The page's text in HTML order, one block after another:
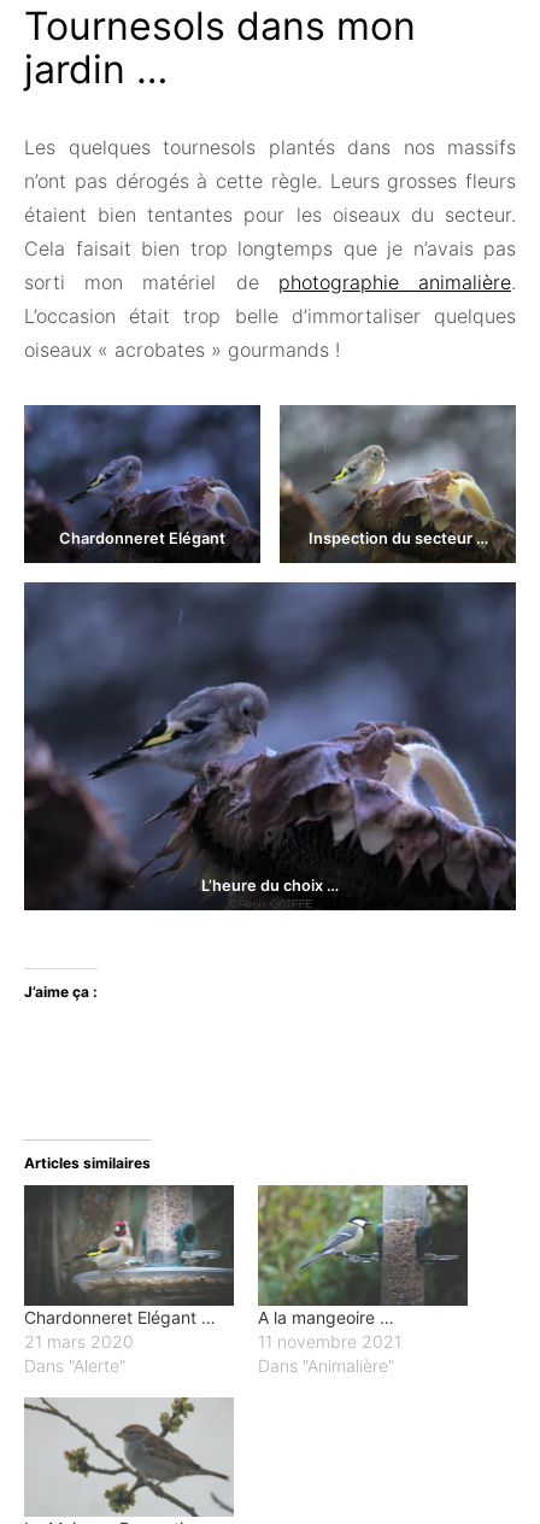
Tournesols dans mon
jardin …
Les quelques tournesols plantés dans nos massifs
n’ont pas dérogés à cette règle. Leurs grosses fleurs
étaient bien tentantes pour les oiseaux du secteur.
Cela faisait bien trop longtemps que je n’avais pas
sorti mon matériel de photographie animalière.
L’occasion était trop belle d’immortaliser quelques
oiseaux « acrobates » gourmands !
Chardonneret Elégant Inspection du secteur …
L’heure du choix …
J’aime ça :
Articles similaires
Chardonneret Elégant …
21 mars 2020
Dans "Alerte"
A la mangeoire …
11 novembre 2021
Dans "Animalière"